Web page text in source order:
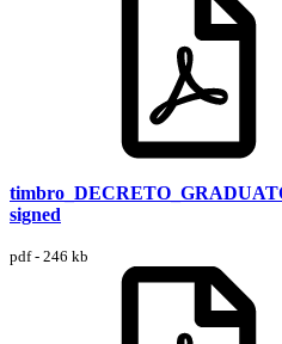
signed
pdf - 246 kb